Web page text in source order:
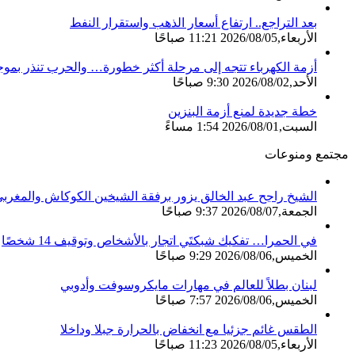
بعد التراجع.. ارتفاع أسعار الذهب واستقرار النفط
الأربعاء,2026/08/05 11:21 صباحًا
أزمة الكهرباء تتجه إلى مرحلة أكثر خطورة… والحرب تنذر
الأحد,2026/08/02 9:30 صباحًا
خطة جديدة لمنع أزمة البنزين
السبت,2026/08/01 1:54 مساءً
مجتمع ومنوعات
الشيخ راجح عبد الخالق يزور برفقة الشيخين الكوكاش
الجمعة,2026/08/07 9:37 صباحًا
في الحمرا… تفكيك شبكتَي اتجار بالأشخاص وتوقيف 14 شخصًا
الخميس,2026/08/06 9:29 صباحًا
لبنان بطلاً للعالم في مهارات مايكروسوفت وأدوبي
الخميس,2026/08/06 7:57 صباحًا
الطقس غائم جزئيا مع انخفاض بالحرارة جبلا وداخلا
الأربعاء,2026/08/05 11:23 صباحًا